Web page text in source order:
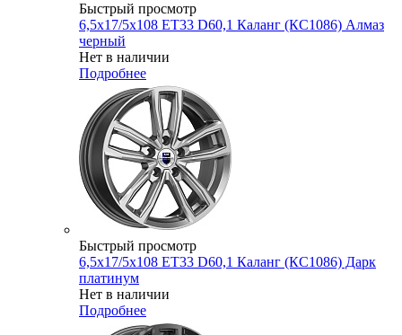
Быстрый просмотр
6,5x17/5x108 ET33 D60,1 Каланг (КС1086) Алмаз
черный
Нет в наличии
Подробнее
Быстрый просмотр
6,5x17/5x108 ET33 D60,1 Каланг (КС1086) Дарк
платинум
Нет в наличии
Подробнее